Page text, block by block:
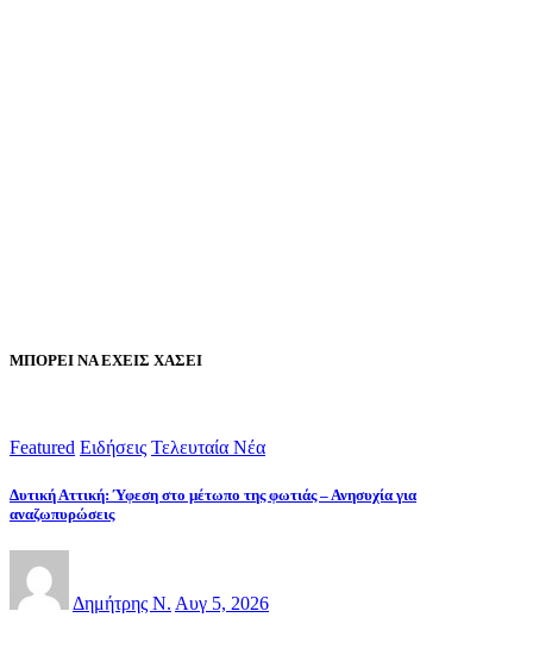
ΜΠΟΡΕΙ ΝΑ ΕΧΕΙΣ ΧΑΣΕΙ
Featured Ειδήσεις Τελευταία Νέα
Δυτική Αττική: Ύφεση στο μέτωπο της φωτιάς – Ανησυχία για
αναζωπυρώσεις
Δημήτρης Ν. Αυγ 5, 2026